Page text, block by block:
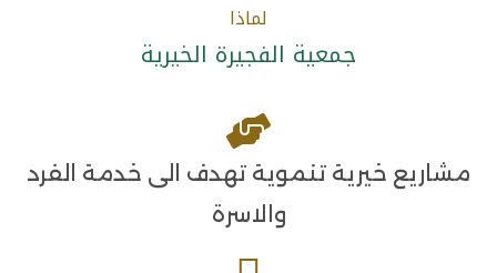
لماذا
جمعية الفجيرة الخيرية
مشاريع خيرية تنموية تهدف الى خدمة الفرد
والاسرة